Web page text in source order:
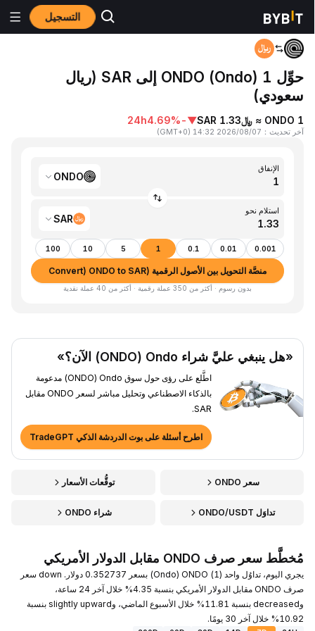
التسجيل المنزٍل ONDO to SAR
حوِّل 1 ONDO (Ondo) إلى SAR (ريال
سعودي)
1 ONDO ≈ ﷼1.33 SAR ▼
-4.69%
24h
آخر تحديث：
2026/08/07 14:32
(
GMT+0
)
الإنفاق
ONDO
استلام نحو
SAR
0.001
0.01
0.1
1
5
10
100
منصَّة التحويل بين الأصول الرقمية (Convert) ONDO to SAR
بدون رسوم · أكثر من 350 عملة رقمية · أكثر من 40 عملة نقدية
«هل ينبغي عليَّ شراء Ondo ‏(ONDO) الآن؟»
اطَّلع على رؤى حول سوق Ondo ‏(ONDO) مدعومة
بالذكاء الاصطناعي وتحليل مباشر لسعر ONDO مقابل
SAR.
اطرح أسئلة على بوت الدردشة الذكي TradeGPT
سعر ONDO توقُّعات الأسعار
تداوَل ONDO/USDT شراء ONDO
مُخطَّط سعر صرف ONDO مقابل الدولار الأمريكي
يجري اليوم، تداوُل واحد (1) ONDO ‏(Ondo) بسعر 0.352737 دولار. down سعر
صرف ONDO مقابل الدولار الأمريكي بنسبة 4.35% خلال آخر 24 ساعة،
وdecreased بنسبة 11.81% خلال الأسبوع الماضي، وslightly upward بنسبة
10.92% خلال آخر 30 يومًا.